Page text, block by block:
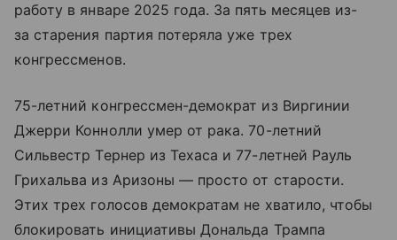
работу в январе 2025 года. За пять месяцев из-
за старения партия потеряла уже трех
конгрессменов.
75-летний конгрессмен-демократ из Виргинии
Джерри Коннолли умер от рака. 70-летний
Сильвестр Тернер из Техаса и 77-летней Рауль
Грихальва из Аризоны — просто от старости.
Этих трех голосов демократам не хватило, чтобы
блокировать инициативы Дональда Трампа